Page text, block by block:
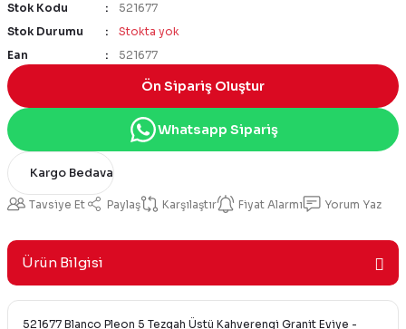
Stok Kodu
521677
Stok Durumu
Stokta yok
Ean
521677
Ön Sipariş Oluştur
Whatsapp Sipariş
Kargo Bedava
Tavsiye Et Paylaş Karşılaştır Fiyat Alarmı Yorum Yaz
Ürün Bilgisi
521677 Blanco Pleon 5 Tezgah Üstü Kahverengi Granit Eviye -